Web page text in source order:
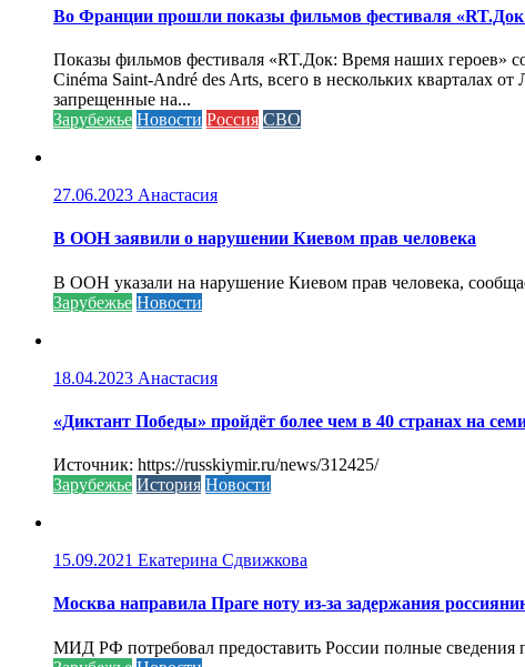
Во Франции прошли показы фильмов фестиваля
Показы фильмов фестиваля «RT.Док: Время наших героев»
Cinéma Saint-André des Arts, всего в нескольких кварталах
запрещенные на...
Зарубежье Новости Россия СВО
27.06.2023 Анастасия
В ООН заявили о нарушении Киевом прав человека
В ООН указали на нарушение Киевом прав человека,
Зарубежье Новости
18.04.2023 Анастасия
«Диктант Победы» пройдёт более чем в 40 странах на
Источник: https://russkiymir.ru/news/312425/
Зарубежье История Новости
15.09.2021 Екатерина Сдвижкова
Москва направила Праге ноту из-за задержания
МИД РФ потребовал предоставить России полные сведения